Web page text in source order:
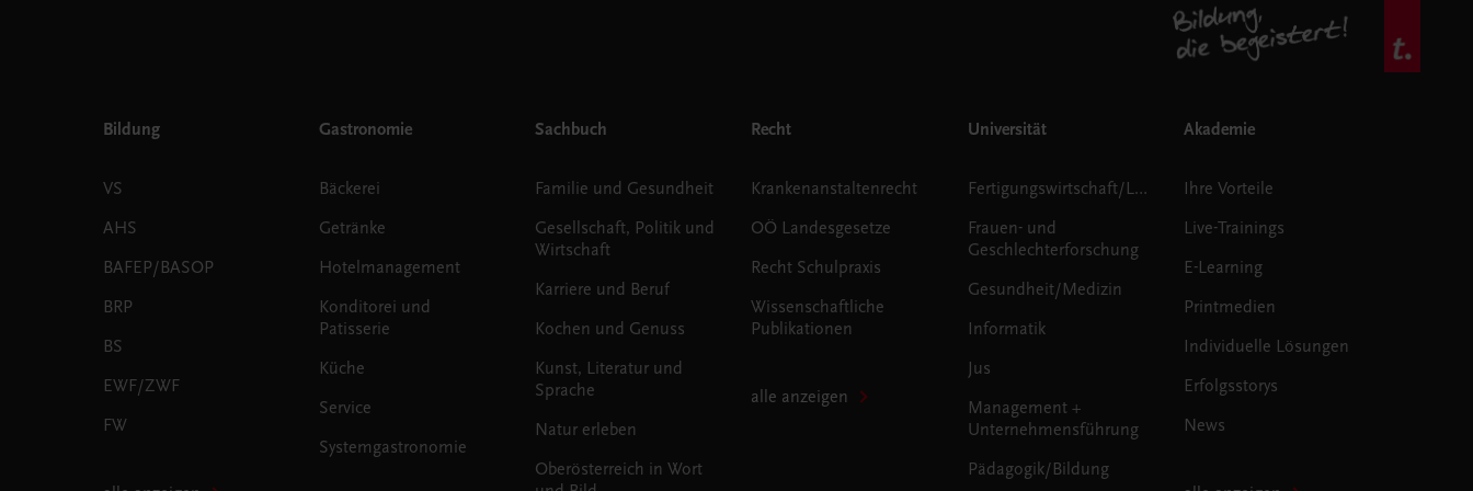
Bildung
VS
AHS
BAFEP/BASOP
BRP
BS
EWF/ZWF
FW
Gastronomie
Bäckerei
Getränke
Hotelmanagement
Konditorei und
Patisserie
Küche
Service
Systemgastronomie
Sachbuch
Familie und Gesundheit
Gesellschaft, Politik und
Wirtschaft
Karriere und Beruf
Kochen und Genuss
Kunst, Literatur und
Sprache
Natur erleben
Oberösterreich in Wort
Recht
Krankenanstaltenrecht
OÖ Landesgesetze
Recht Schulpraxis
Wissenschaftliche
Publikationen
alle anzeigen
Universität
Fertigungswirtschaft/Logistik
Frauen- und
Geschlechterforschung
Gesundheit/Medizin
Informatik
Jus
Management +
Unternehmensführung
Pädagogik/Bildung
Akademie
Ihre Vorteile
Live-Trainings
E-Learning
Printmedien
Individuelle Lösungen
Erfolgsstorys
News